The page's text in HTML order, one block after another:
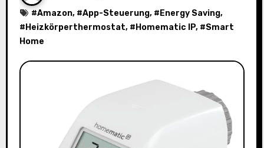
#Amazon, #App-Steuerung, # Energy Saving,
# Heizkörperthermostat, # Homematic IP, #Smart
Home